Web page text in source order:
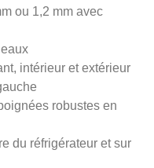
ou 1,2 mm avec
intérieur et extérieur
robustes en
du réfrigérateur et sur